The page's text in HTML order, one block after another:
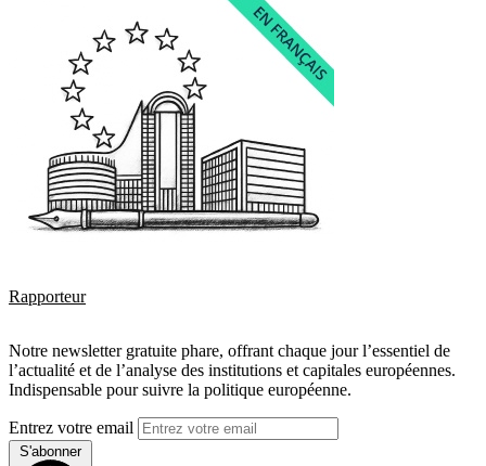
Rapporteur
Notre newsletter gratuite phare, offrant chaque jour l’essentiel de
l’actualité et de l’analyse des institutions et capitales européennes.
Indispensable pour suivre la politique européenne.
Entrez votre email
S'abonner